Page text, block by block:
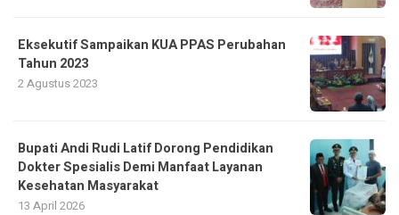
Eksekutif Sampaikan KUA PPAS Perubahan
Tahun 2023
2 Agustus 2023
Bupati Andi Rudi Latif Dorong Pendidikan
Dokter Spesialis Demi Manfaat Layanan
Kesehatan Masyarakat
13 April 2026